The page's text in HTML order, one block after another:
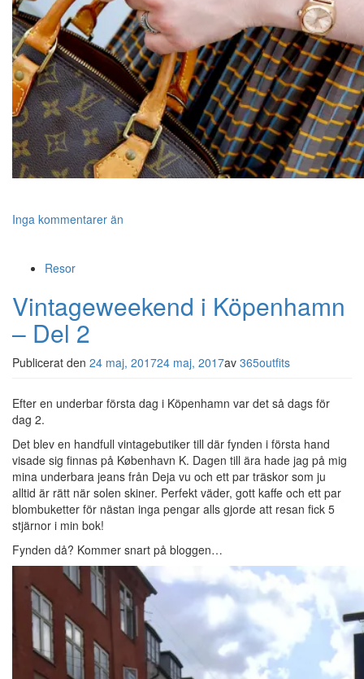
Inga kommentarer än
Resor
Vintageweekend i Köpenhamn
– Del 2
Publicerat den 24 maj, 201724 maj, 2017av 365outfits
Efter en underbar första dag i Köpenhamn var det så dags för
dag 2.
Det blev en handfull vintagebutiker till där fynden i första hand
visade sig finnas på København K. Dagen till ära hade jag på mig
mina underbara jeans från Deja vu och ett par träskor som ju
alltid är rätt när solen skiner. Perfekt väder, gott kaffe och ett par
blombuketter för nästan inga pengar alls gjorde att resan fick 5
stjärnor i min bok!
Fynden då? Kommer snart på bloggen…